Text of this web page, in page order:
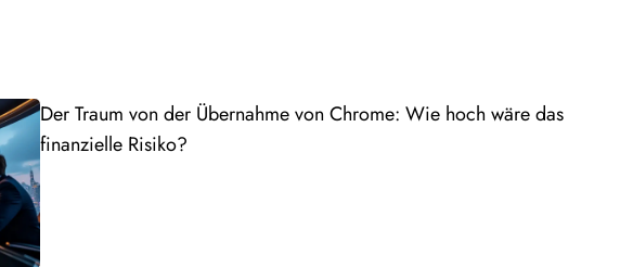
Der Traum von der Übernahme von Chrome: Wie hoch wäre das
finanzielle Risiko?